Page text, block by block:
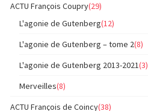
ACTU François Coupry(29)
L'agonie de Gutenberg(12)
L'agonie de Gutenberg – tome 2(8)
L'agonie de Gutenberg 2013-2021(3)
Merveilles(8)
ACTU François de Coincy(38)